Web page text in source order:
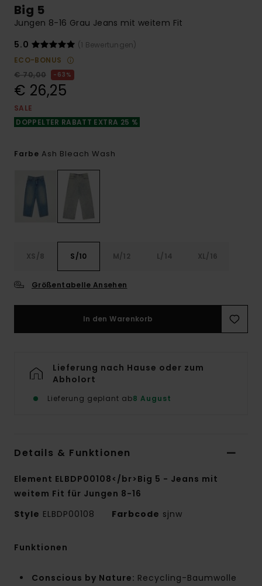
Big 5
Jungen 8-16 Grau Jeans mit weitem Fit
5.0
(1 Bewertungen)
ECO-BONUS
€ 70,00
63%
€ 26,25
SALE
DOPPELTER RABATT EXTRA 25 %
Farbe Ash Bleach Wash
XS/8 S/10 M/12 L/14 XL/16
Größentabelle Ansehen
In den Warenkorb
Lieferung nach Hause oder zum
Abholort
Lieferung geplant ab8 August
Details & Funktionen
Element ELBDP00108</br>Big 5 - Jeans mit
weitem Fit für Jungen 8-16
Style ELBDP00108 Farbcode sjnw
Funktionen
Conscious by Nature: Recycling-Baumwolle